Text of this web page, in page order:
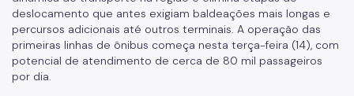
Transporte Escolar Gratuito - TEG
Transporte de passageiros por motocicleta
COMFROTA-SP
deslocamento que antes exigiam baldeações mais longas e
percursos adicionais até outros terminais. A operação das
primeiras linhas de ônibus começa nesta terça-feira (14), com
potencial de atendimento de cerca de 80 mil passageiros
por dia.